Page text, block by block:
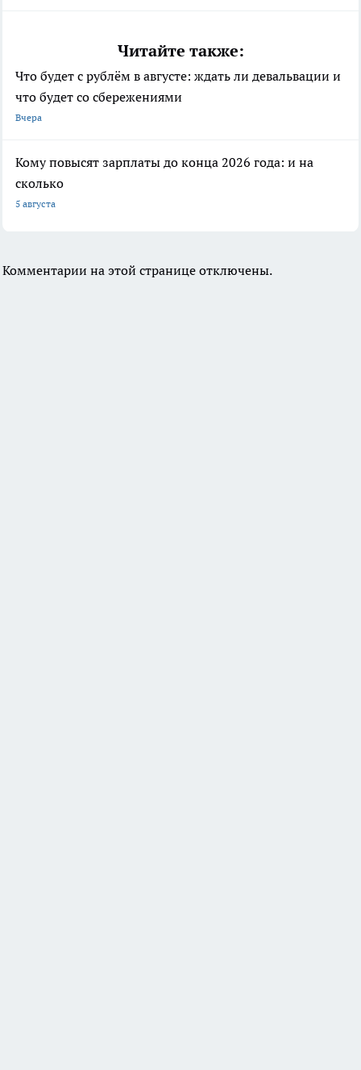
Читайте также:
Что будет с рублём в августе: ждать ли девальвации и
что будет со сбережениями
Вчера
Кому повысят зарплаты до конца 2026 года: и на
сколько
5 августа
Комментарии на этой странице отключены.